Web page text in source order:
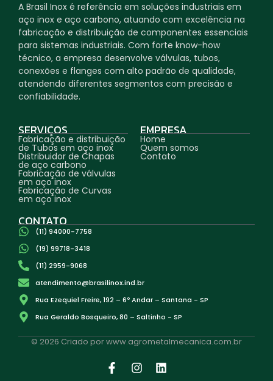
A Brasil Inox é referência em soluções industriais em
aço inox e aço carbono, atuando com excelência na
fabricação e distribuição de componentes essenciais
para sistemas industriais. Com forte know-how
técnico, a empresa desenvolve válvulas, tubos,
conexões e flanges com alto padrão de qualidade,
atendendo diferentes segmentos com precisão e
confiabilidade.
SERVIÇOS
Fabricação e distribuição
de Tubos em aço inox
Distribuidor de Chapas
de aço carbono
Fabricação de válvulas
em aço inox
Fabricação de Curvas
em aço inox
EMPRESA
Home
Quem somos
Contato
CONTATO
(11) 94000-7758
(19) 99718-3418
(11) 2959-9068
atendimento@brasilinox.ind.br
Rua Ezequiel Freire, 192 – 6º Andar – Santana - SP
Rua Geraldo Bosqueiro, 80 – Saltinho - SP
© 2026 Criado por www.agrometalmecanica.com.br